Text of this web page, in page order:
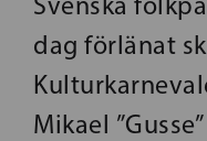
dag förlänat
Mikael